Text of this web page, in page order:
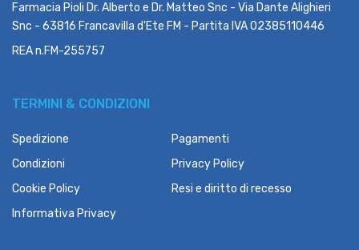
Farmacia Pioli Dr. Alberto e Dr. Matteo Snc - Via Dante Alighieri
Snc - 63816 Francavilla d'Ete FM - Partita IVA 02385110446
REA n.FM-255757
TERMINI & CONDIZIONI
Spedizione
Pagamenti
Condizioni
Privacy Policy
Cookie Policy
Resi e diritto di recesso
Informativa Privacy